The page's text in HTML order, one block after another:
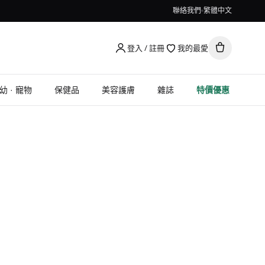
聯絡我們 繁體中文
登入 / 註冊 我的最愛
· 寵物 保健品 美容護膚 雜誌 特價優惠